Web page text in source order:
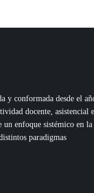
y conformada desde el
docente, asistencial e
un enfoque sistémico en la
paradigmas